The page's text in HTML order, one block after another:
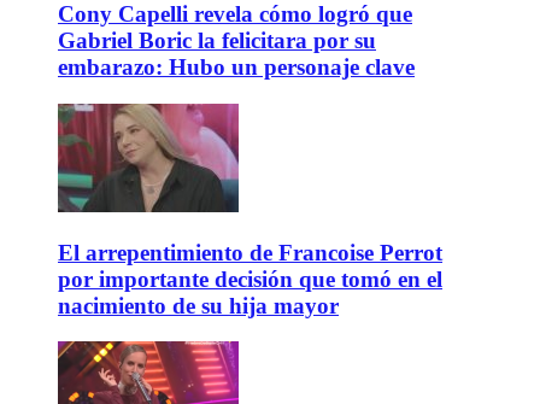
Cony Capelli revela cómo logró que
Gabriel Boric la felicitara por su
embarazo: Hubo un personaje clave
El arrepentimiento de Francoise Perrot
por importante decisión que tomó en el
nacimiento de su hija mayor